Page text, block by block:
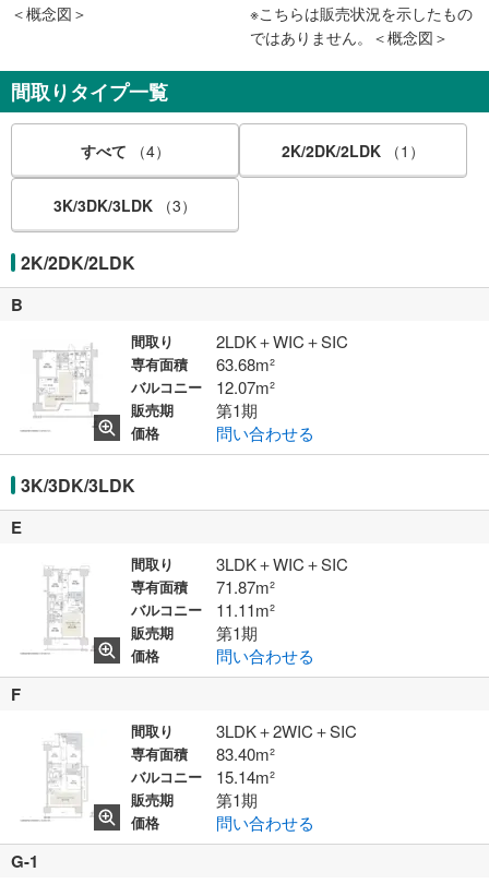
＜概念図＞
※こちらは販売状況を示したもの
ではありません。＜概念図＞
間取りタイプ一覧
すべて （4） 2K/2DK/2LDK （1）
3K/3DK/3LDK （3）
2K/2DK/2LDK
B
間取り 2LDK＋WIC＋SIC
専有面積 63.68m²
バルコニー 12.07m²
販売期 第1期
価格 問い合わせる
3K/3DK/3LDK
E
間取り 3LDK＋WIC＋SIC
専有面積 71.87m²
バルコニー 11.11m²
販売期 第1期
価格 問い合わせる
F
間取り 3LDK＋2WIC＋SIC
専有面積 83.40m²
バルコニー 15.14m²
販売期 第1期
価格 問い合わせる
G-1